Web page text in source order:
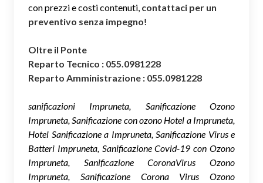
con prezzi e costi contenuti, contattaci per un
preventivo senza impegno!
Oltre il Ponte
Reparto Tecnico : 055.0981228
Reparto Amministrazione : 055.0981228
sanificazioni Impruneta, Sanificazione Ozono
Impruneta, Sanificazione con ozono Hotel a Impruneta,
Hotel Sanificazione a Impruneta, Sanificazione Virus e
Batteri Impruneta, Sanificazione Covid-19 con Ozono
Impruneta, Sanificazione CoronaVirus Ozono
Impruneta, Sanificazione Corona Virus Ozono